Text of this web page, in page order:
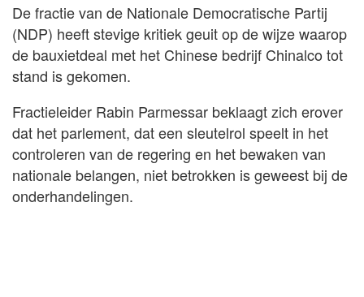
De fractie van de Nationale Democratische Partij
(NDP) heeft stevige kritiek geuit op de wijze waarop
de bauxietdeal met het Chinese bedrijf Chinalco tot
stand is gekomen.
Fractieleider Rabin Parmessar beklaagt zich erover
dat het parlement, dat een sleutelrol speelt in het
controleren van de regering en het bewaken van
nationale belangen, niet betrokken is geweest bij de
onderhandelingen.